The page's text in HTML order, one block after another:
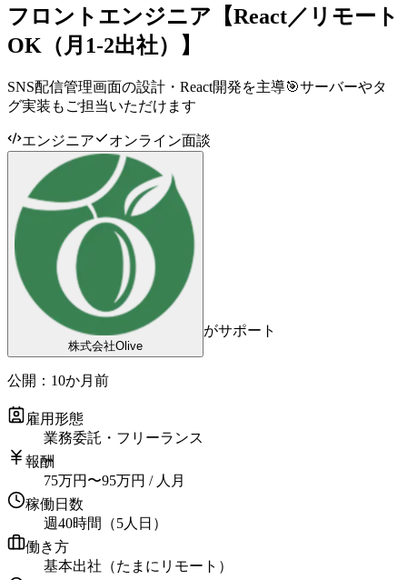
フロントエンジニア【React／リモート
OK（月1-2出社）】
SNS配信管理画面の設計・React開発を主導🎯サーバーやタ
グ実装もご担当いただけます
エンジニア オンライン面談
株式会社Olive
がサポート
公開： 10か月前
雇用形態
業務委託・フリーランス
報酬
75万円 〜95万円 / 人月
稼働日数
週40時間（5人日）
働き方
基本出社（たまにリモート）